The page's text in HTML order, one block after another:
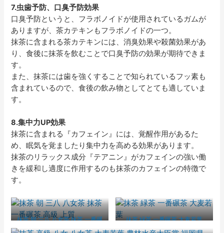
7.虫歯予防、口臭予防効果
口臭予防というと、フラボノイドが使用されているガムが
ありますが、茶カテキンもフラボノイドの一つ。
抹茶に含まれる茶カテキンには、消臭効果や殺菌効果があ
り、食後に抹茶を飲むことで口臭予防の効果が期待できま
す。
また、抹茶には歯を強くすることで知られているフッ素も
含まれているので、食後の飲み物としてとても適していま
す。
8.集中力UP効果
抹茶に含まれる『カフェイン』には、覚醒作用があるた
め、眠気を覚ましたり集中力を高める効果があります。
抹茶のリラックス成分『テアニン』がカフェインの強い働
きを緩和し適度に作用するのも抹茶のカフェインの特徴で
す。
抹茶 朝 三八 八女茶 抹茶 一番碾
茶 高級 上質
抹茶 緑茶 一番碾茶 大麦若葉